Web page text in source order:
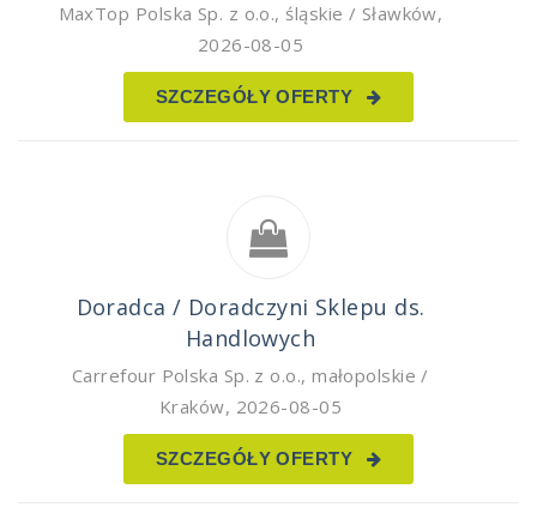
MaxTop Polska Sp. z o.o., śląskie / Sławków,
2026-08-05
SZCZEGÓŁY OFERTY
Doradca / Doradczyni Sklepu ds.
Handlowych
Carrefour Polska Sp. z o.o.,małopolskie /
Kraków, 2026-08-05
SZCZEGÓŁY OFERTY